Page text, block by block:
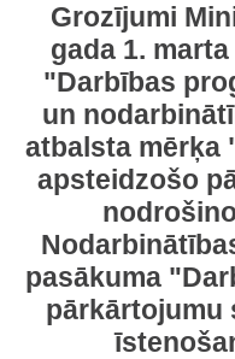
Grozījumi
gada 1.
"Darbības
un
atbalsta mērķa
apsteidzošo
pasākuma
pārkārtojumu